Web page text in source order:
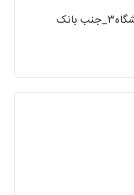
بندرعباس_خیابان دانشگاه_دانشگاه۳_جنب بانک